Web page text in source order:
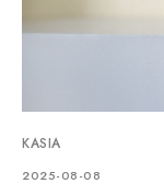
KASIA
2025-08-08